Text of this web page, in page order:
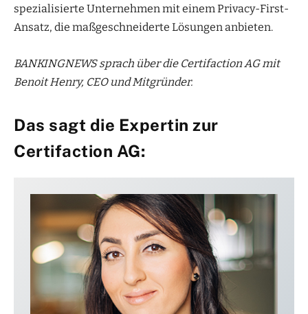
spezialisierte Unternehmen mit einem Privacy-First-
Ansatz, die maßgeschneiderte Lösungen anbieten.
BANKINGNEWS sprach über die Certifaction AG mit
Benoit Henry, CEO und Mitgründer.
Das sagt die Expertin zur
Certifaction AG: